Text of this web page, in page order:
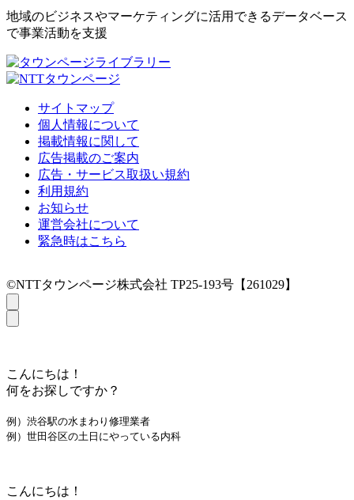
地域のビジネスやマーケティングに活用できるデータベース
で事業活動を支援
サイトマップ
個人情報について
掲載情報に関して
広告掲載のご案内
広告・サービス取扱い規約
利用規約
お知らせ
運営会社について
緊急時はこちら
©NTTタウンページ株式会社 TP25-193号【261029】
こんにちは！
何をお探しですか？
例）渋谷駅の水まわり修理業者
例）世田谷区の土日にやっている内科
こんにちは！